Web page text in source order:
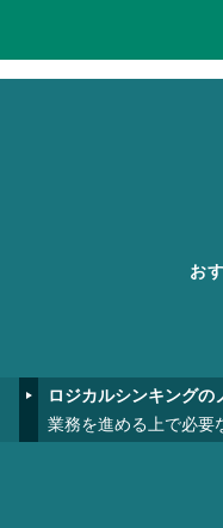
お
ロジカルシンキングの
業務を進める上で必要